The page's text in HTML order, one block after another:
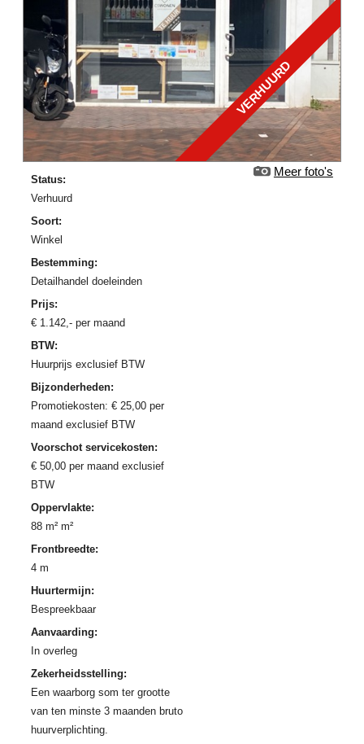
VERHUURD
Meer foto's
Status:
verhuurd
Soort:
Winkel
Bestemming:
Detailhandel doeleinden
Prijs:
€ 1.142 ,- per maand
BTW:
Huurprijs exclusief BTW
Bijzonderheden:
Promotiekosten: € 25,00 per
maand exclusief BTW
Voorschot servicekosten:
€ 50,00 per maand exclusief
BTW
Oppervlakte:
88 m² m²
Frontbreedte:
4 m
Huurtermijn:
Bespreekbaar
Aanvaarding:
In overleg
Zekerheidsstelling:
Een waarborg som ter grootte
van ten minste 3 maanden bruto
huurverplichting.